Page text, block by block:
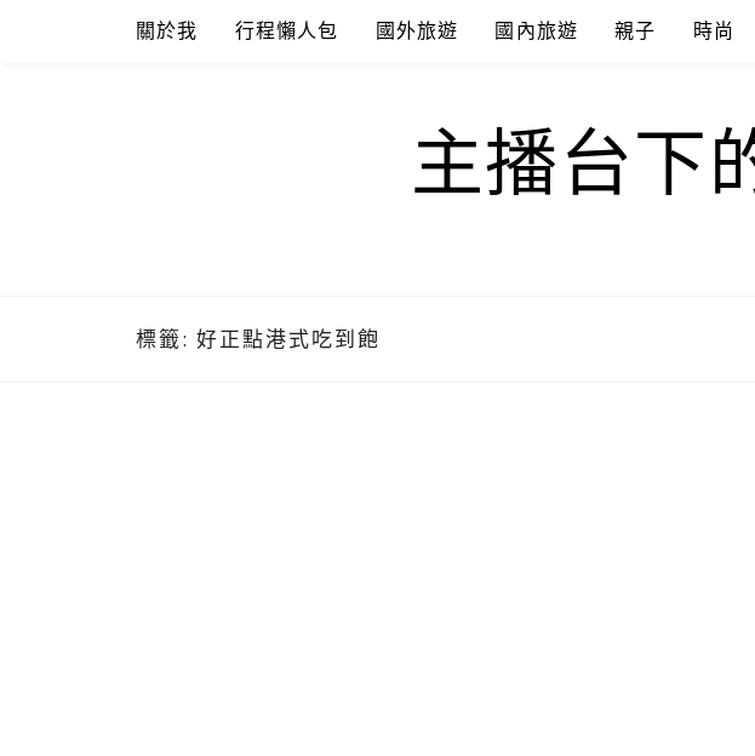
關於我 行程懶人包 國外旅遊 國內旅遊 親子 時尚
主播台下
標籤: 好正點港式吃到飽